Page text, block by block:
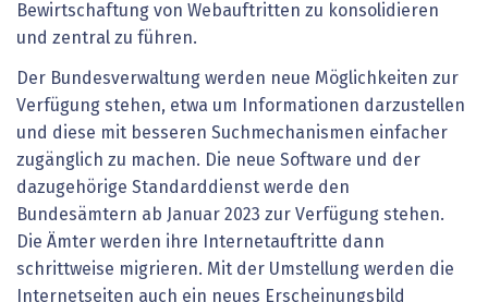
Bewirtschaftung von Webauftritten zu konsolidieren
und zentral zu führen.
Der Bundesverwaltung werden neue Möglichkeiten zur
Verfügung stehen, etwa um Informationen darzustellen
und diese mit besseren Suchmechanismen einfacher
zugänglich zu machen. Die neue Software und der
dazugehörige Standarddienst werde den
Bundesämtern ab Januar 2023 zur Verfügung stehen.
Die Ämter werden ihre Internetauftritte dann
schrittweise migrieren. Mit der Umstellung werden die
Internetseiten auch ein neues Erscheinungsbild